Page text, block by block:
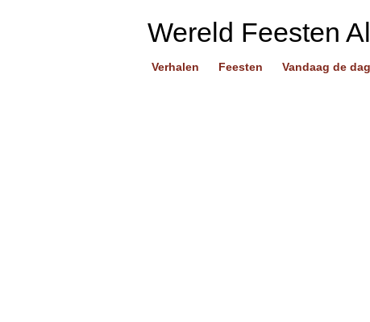
Wereld Feesten
Verhalen Feesten Vandaag de dag